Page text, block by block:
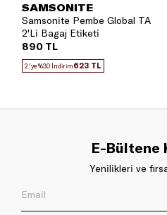
SAMSONITE
Samsonite Pembe Global TA
2'Li Bagaj Etiketi
890 TL
2.'ye %30 İndirim623 TL
E-Bültene
Yenilikleri ve